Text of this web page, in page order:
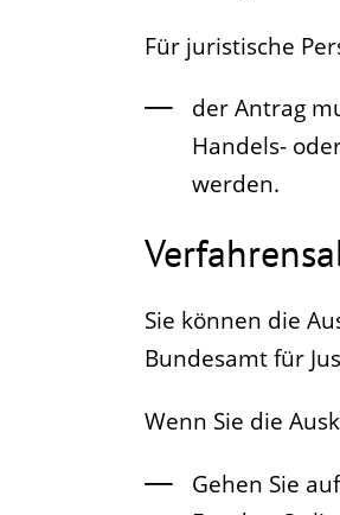
Für juristische
der Antrag
Handels-
werden.
Sie können die
Bundesamt für
Wenn Sie die
Gehen Sie